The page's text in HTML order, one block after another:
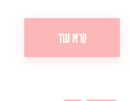
קרא עוד